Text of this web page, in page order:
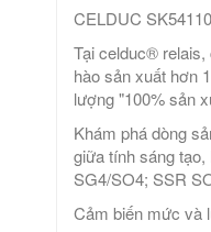
CELDUC
Tại celduc®
hào sản xuất hơn
lượng "100% sản
Khám phá dòng
giữa tính sáng
SG4/SO4; SSR
Cảm biến mức và